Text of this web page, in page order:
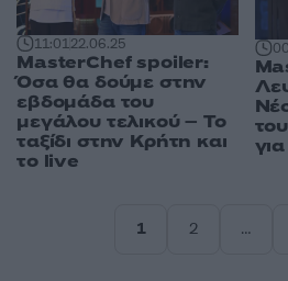
11:0122.06.25
MasterChef spoiler:
Όσα θα δούμε στην
εβδομάδα του
μεγάλου τελικού – Το
ταξίδι στην Κρήτη και
το live
1
2
…